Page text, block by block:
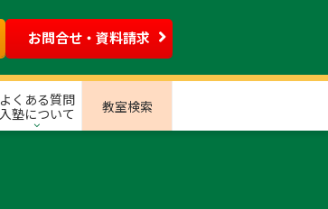
お問合せ・資料請求
よくある質問
入塾について
教室検索